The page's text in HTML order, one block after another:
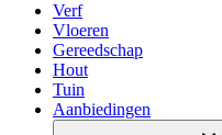
Verf
Vloeren
Gereedschap
Hout
Tuin
Aanbiedingen